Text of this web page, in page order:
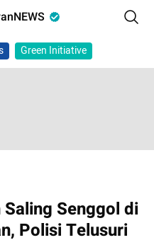
Green Initiative
Senggol di
Polisi Telusuri